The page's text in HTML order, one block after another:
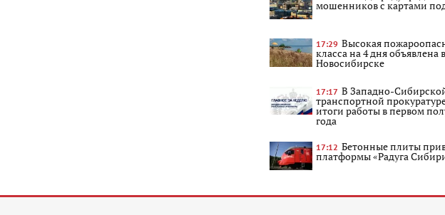
мошенников с картами
17:29 Высокая
класса на 4 дня объявлена в
Новосибирске
17:17 В Западно-
транспортной
итоги работы в первом
года
17:12 Бетонные плиты
платформы «Радуга
17:07 В фокусе